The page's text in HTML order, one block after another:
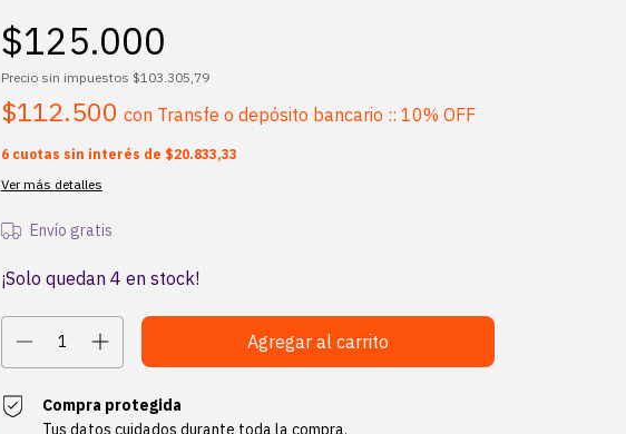
$125.000
Precio sin impuestos $103.305,79
$112.500 con Transfe o depósito bancario :: 10% OFF
6 cuotas sin interés de $20.833,33
Ver más detalles
Envío gratis
¡Solo quedan 4 en stock!
Compra protegida
Tus datos cuidados durante toda la compra.